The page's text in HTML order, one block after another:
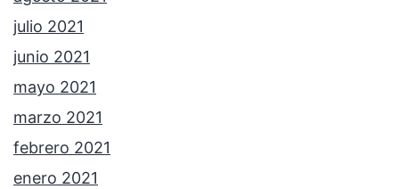
julio 2021
junio 2021
mayo 2021
marzo 2021
febrero 2021
enero 2021